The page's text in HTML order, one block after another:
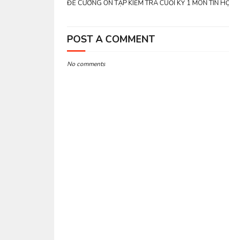
ĐỀ CƯƠNG ÔN TẬP KIỂM TRA CUỐI KỲ 1 MÔN TIN
POST A COMMENT
No comments